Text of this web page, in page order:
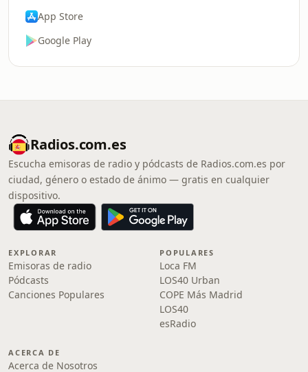
App Store
Google Play
Radios.com.es
Escucha emisoras de radio y pódcasts de Radios.com.es por
ciudad, género o estado de ánimo — gratis en cualquier
dispositivo.
EXPLORAR
Emisoras de radio
Pódcasts
Canciones Populares
POPULARES
Loca FM
LOS40 Urban
COPE Más Madrid
LOS40
esRadio
ACERCA DE
Acerca de Nosotros